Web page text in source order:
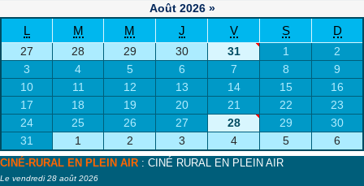
Août 2026 »
L M M J V S D
27 28 29 30 31 1
2
3
4 5 6 7 8
9
10
11 12 13 14 15
16
17
18 19 20 21 22
23
24
25 26 27 28 29
30
31
1 2 3 4 5 6
CINÉ-RURAL EN PLEIN AIR : CINÉ RURAL EN PLEIN AIR
Le vendredi 28 août 2026